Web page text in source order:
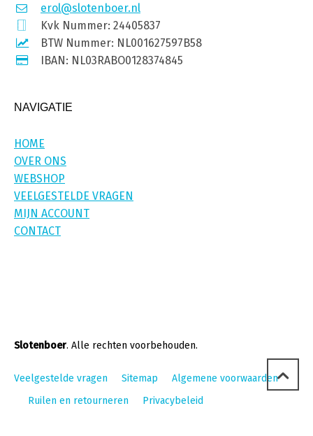
erol@slotenboer.nl
Kvk Nummer: 24405837
BTW Nummer: NL001627597B58
IBAN: NL03RABO0128374845
NAVIGATIE
HOME
OVER ONS
WEBSHOP
VEELGESTELDE VRAGEN
MIJN ACCOUNT
CONTACT
Slotenboer. Alle rechten voorbehouden.
Veelgestelde vragen Sitemap
Algemene voorwaarden
Ruilen en retourneren
Privacybeleid